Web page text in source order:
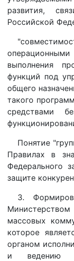
развития,
Российской
выполнения
функций под
общего
такого
средствами
Понятие
Правилах в
Федерального
защите
3.
массовых
которое
органом
и ведению